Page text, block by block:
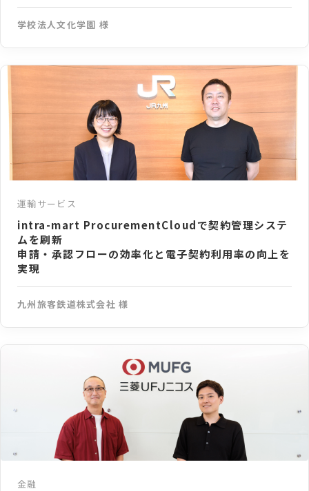
学校法人文化学園 様
運輸サービス
intra-mart ProcurementCloudで契約管理システ
ムを刷新
申請・承認フローの効率化と電子契約利用率の向上を
実現
九州旅客鉄道株式会社 様
金融